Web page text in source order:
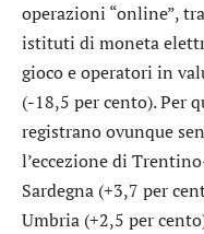
operazioni “online”,
istituti di moneta
gioco e operatori in
(-18,5 per cento). Per
registrano ovunque
l’eccezione di
Sardegna (+3,7 per
Umbria (+2,5 per